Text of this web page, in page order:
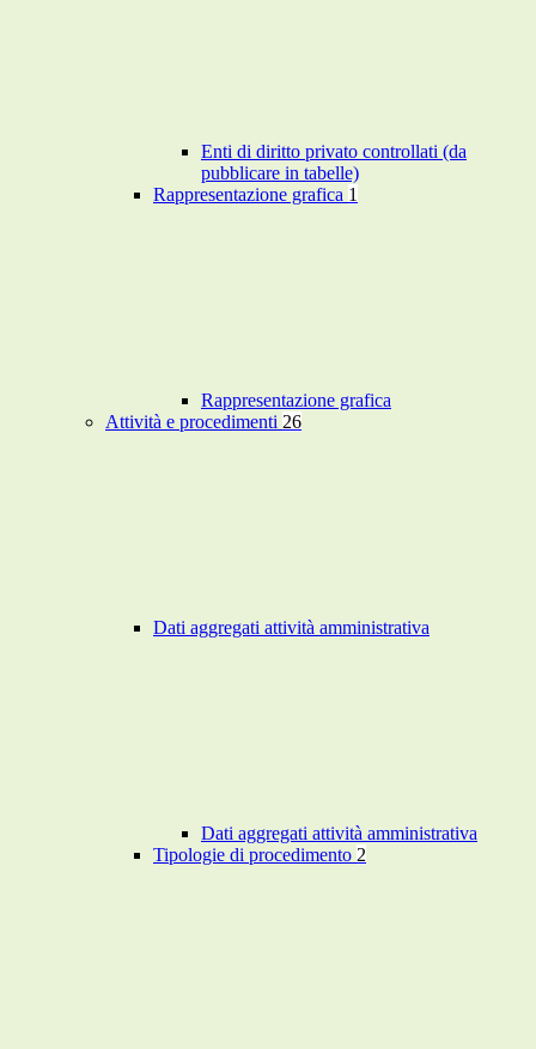
Enti di diritto privato controllati (da
pubblicare in tabelle)
Rappresentazione grafica 1
Rappresentazione grafica
Attività e procedimenti 26
Dati aggregati attività amministrativa
Dati aggregati attività amministrativa
Tipologie di procedimento 2